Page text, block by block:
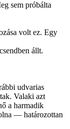
sem próbálta
volt ez. Egy
állt.
udvarias
Valaki azt
a harmadik
— határozottan